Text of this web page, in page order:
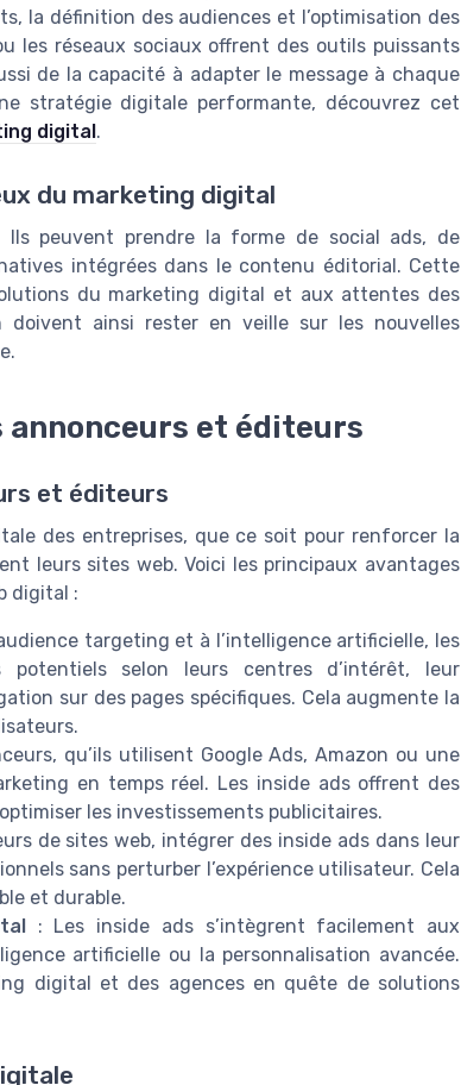
la définition des audiences et l’optimisation des
les réseaux sociaux offrent des outils puissants
de la capacité à adapter le message à chaque
stratégie digitale performante, découvrez cet
digital.
du marketing digital
peuvent prendre la forme de social ads, de
intégrées dans le contenu éditorial. Cette
du marketing digital et aux attentes des
doivent ainsi rester en veille sur les nouvelles
annonceurs et éditeurs
et éditeurs
des entreprises, que ce soit pour renforcer la
leurs sites web. Voici les principaux avantages
digital :
targeting et à l’intelligence artificielle, les
selon leurs centres d’intérêt, leur
sur des pages spécifiques. Cela augmente la
qu’ils utilisent Google Ads, Amazon ou une
en temps réel. Les inside ads offrent des
les investissements publicitaires.
de sites web, intégrer des inside ads dans leur
sans perturber l’expérience utilisateur. Cela
et durable.
: Les inside ads s’intègrent facilement aux
artificielle ou la personnalisation avancée.
digital et des agences en quête de solutions